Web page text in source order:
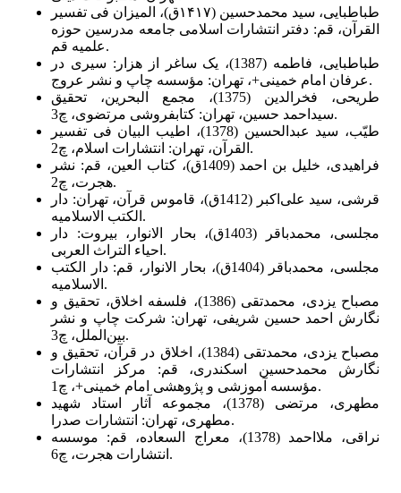
طباطبایی، سید محمدحسین (۱۴۱۷ق)، المیزان فی تفسیر
القرآن، قم: دفتر انتشارات اسلامی جامعه مدرسین حوزه
علمیه قم.
طباطبایی، فاطمه (1387)، یک ساغر از هزار: سیری در
عرفان امام خمینی+، تهران: مؤسسه چاپ و نشر عروج.
طریحی، فخرالدین (1375)، مجمع البحرین، تحقیق
سیداحمد حسین، تهران: کتابفروشی مرتضوی، چ3.
طیّب، سید عبدالحسین (1378)، اطیب البیان فی تفسیر
القرآن، تهران: انتشارات اسلام، چ2.
فراهیدی، خلیل بن احمد (1409ق)، کتاب العین، قم: نشر
هجرت، چ2.
قرشی، سید علی‌اکبر (1412ق)، قاموس قرآن، تهران: دار
الکتب الاسلامیه.
مجلسی، محمدباقر (1403ق)، بحار الانوار، بیروت: دار
احیاء التراث العربی.
مجلسی، محمدباقر (1404ق)، بحار الانوار، قم: دار الکتب
الاسلامیه.
مصباح یزدی، محمدتقی (1386)، فلسفه اخلاق، تحقیق و
نگارش احمد حسین شریفی، تهران: شرکت چاپ و نشر
بین‌الملل، چ3.
مصباح یزدی، محمدتقی (1384)، اخلاق در قرآن، تحقیق و
نگارش محمدحسین اسکندری، قم: مرکز انتشارات
مؤسسه آموزشی و پژوهشی امام خمینی+، چ1.
مطهری، مرتضی (1378)، مجموعه آثار استاد شهید
مطهرى، تهران: انتشارات صدرا.
نراقی، ملااحمد (1378)، معراج السعاده، قم: موسسه
انتشارات هجرت، چ6.